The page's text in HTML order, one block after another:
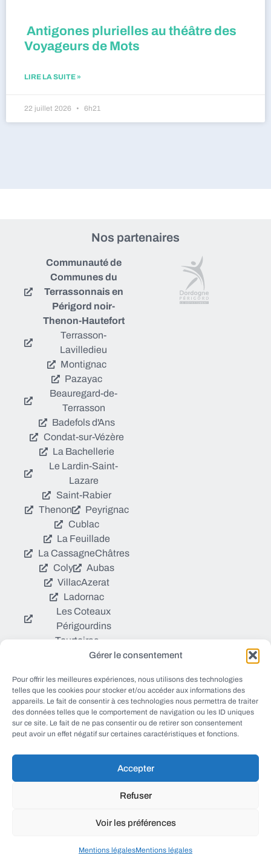
Gérer le consentement
Pour offrir les meilleures expériences, nous utilisons des technologies
telles que les cookies pour stocker et/ou accéder aux informations des
appareils. Le fait de consentir à ces technologies nous permettra de traiter
des données telles que le comportement de navigation ou les ID uniques
sur ce site. Le fait de ne pas consentir ou de retirer son consentement
peut avoir un effet négatif sur certaines caractéristiques et fonctions.
Accepter
Refuser
Voir les préférences
Mentions légalesMentions légales
Antigones plurielles au théâtre des
Voyageurs de Mots
LIRE LA SUITE »
22 juillet 2026 6h21
Nos partenaires
Communauté de
Communes du
Terrassonnais en
Périgord noir-
Thenon-Hautefort
Terrasson-
Lavilledieu
Montignac
Pazayac
Beauregard-de-
Terrasson
Badefols d'Ans
Condat-sur-Vézère
La Bachellerie
Le Lardin-Saint-
Lazare
Saint-Rabier
Thenon
Peyrignac
Cublac
La Feuillade
La CassagneChâtres
Coly
Aubas
VillacAzerat
Ladornac
Les Coteaux
Périgourdins
Tourtoirac
© EWANEWS tous droits
réservés
https://ewanews.com/fee
d/
Qui sommes nous ?
Sources et Blogs
Numéros utiles
Mentions légales